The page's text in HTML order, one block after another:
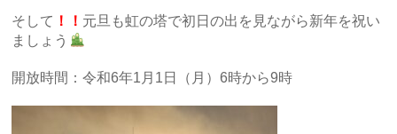
そして ！！ 元旦も虹の塔で初日の出を見ながら新年を祝い
ましょう
開放時間：令和6年1月1日（月）6時から9時